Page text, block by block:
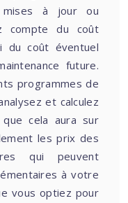
mises à jour ou
compte du coût
du coût éventuel
future.
programmes de
et calculez
que cela aura sur
les prix des
qui peuvent
à votre
vous optiez pour